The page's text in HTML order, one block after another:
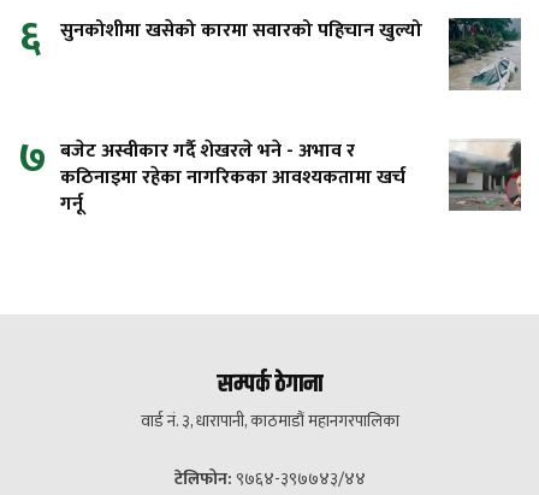
६ सुनकोशीमा खसेको कारमा सवारको पहिचान खुल्यो
७ बजेट अस्वीकार गर्दै शेखरले भने - अभाव र
कठिनाइमा रहेका नागरिकका आवश्यकतामा खर्च
गर्नू
सम्पर्क ठेगाना
वार्ड नं. ३, धारापानी, काठमाडौं महानगरपालिका
टेलिफोन: ९७६४-३९७७४३/४४